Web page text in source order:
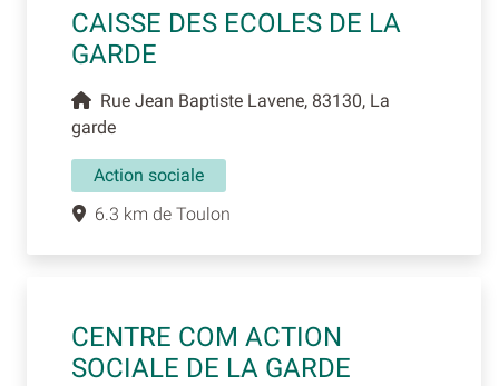
CAISSE DES ECOLES DE LA
GARDE
Rue Jean Baptiste Lavene, 83130, La
garde
Action sociale
6.3 km de Toulon
CENTRE COM ACTION
SOCIALE DE LA GARDE